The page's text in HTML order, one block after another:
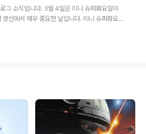
드린 구글어스에서 가장
같은 구글어스 3D 모델이
습니다. 이번에 개시된 구
소식입니다. 3월 4일은 미니 슈퍼화요일이
선에서 매우 중요한 날입니다. 미니 슈퍼화요
경우 현재 12연승을 통해 근소하게 앞서고 있
고 있는 텍사스주에서 오바마 상원의원이 48
요. 이 지도는 웹페이지나 블로그에 삽입할 수도